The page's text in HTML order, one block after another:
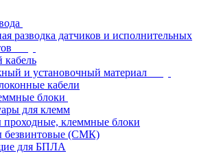
разводка датчиков и исполнительных
и установочный материал
кабели
блоки
для клемм
клеммные блоки
безвинтовые (СМК)
для БПЛА